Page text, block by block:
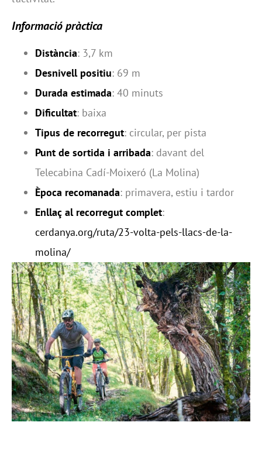
Informació pràctica
Distància: 3,7 km
Desnivell positiu: 69 m
Durada estimada: 40 minuts
Dificultat: baixa
Tipus de recorregut: circular, per pista
Punt de sortida i arribada: davant del
Telecabina Cadí-Moixeró (La Molina)
Època recomanada: primavera, estiu i tardor
Enllaç al recorregut complet:
cerdanya.org/ruta/23-volta-pels-llacs-de-la-
molina/